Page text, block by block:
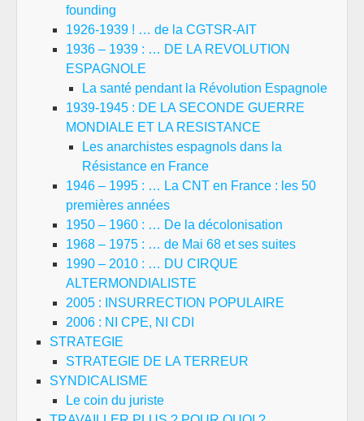
founding
1926-1939 ! … de la CGTSR-AIT
1936 – 1939 : … DE LA REVOLUTION
ESPAGNOLE
La santé pendant la Révolution Espagnole
1939-1945 : DE LA SECONDE GUERRE
MONDIALE ET LA RESISTANCE
Les anarchistes espagnols dans la
Résistance en France
1946 – 1995 : … La CNT en France : les 50
premières années
1950 – 1960 : … De la décolonisation
1968 – 1975 : … de Mai 68 et ses suites
1990 – 2010 : … DU CIRQUE
ALTERMONDIALISTE
2005 : INSURRECTION POPULAIRE
2006 : NI CPE, NI CDI
STRATEGIE
STRATEGIE DE LA TERREUR
SYNDICALISME
Le coin du juriste